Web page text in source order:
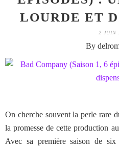
LOURDE ET
2 JUIN
By
On cherche souvent la perle rare
la promesse de cette production
Avec sa première saison de six